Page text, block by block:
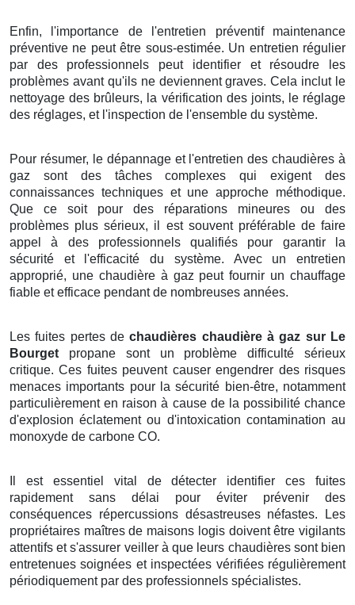
Enfin, l'importance de l'entretien préventif maintenance
préventive ne peut être sous-estimée. Un entretien régulier
par des professionnels peut identifier et résoudre les
problèmes avant qu'ils ne deviennent graves. Cela inclut le
nettoyage des brûleurs, la vérification des joints, le réglage
des réglages, et l'inspection de l'ensemble du système.
Pour résumer, le dépannage et l'entretien des chaudières à
gaz sont des tâches complexes qui exigent des
connaissances techniques et une approche méthodique.
Que ce soit pour des réparations mineures ou des
problèmes plus sérieux, il est souvent préférable de faire
appel à des professionnels qualifiés pour garantir la
sécurité et l'efficacité du système. Avec un entretien
approprié, une chaudière à gaz peut fournir un chauffage
fiable et efficace pendant de nombreuses années.
Les fuites pertes dechaudières chaudière à gaz sur Le
Bourgetpropane sont un problème difficulté sérieux
critique. Ces fuites peuvent causer engendrer des risques
menaces importants pour la sécurité bien-être, notamment
particulièrement en raison à cause de la possibilité chance
d'explosion éclatement ou d'intoxication contamination au
monoxyde de carbone CO.
Il est essentiel vital de détecter identifier ces fuites
rapidement sans délai pour éviter prévenir des
conséquences répercussions désastreuses néfastes. Les
propriétaires maîtres de maisons logis doivent être vigilants
attentifs et s'assurer veiller à que leurs chaudières sont bien
entretenues soignées et inspectées vérifiées régulièrement
périodiquement par des professionnels spécialistes.